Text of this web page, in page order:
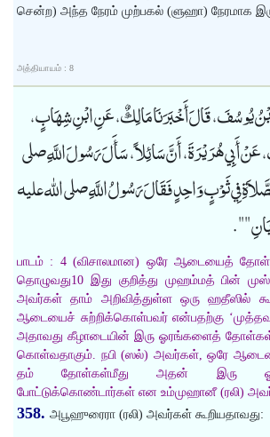
சென்ற) அந்த நேரம் முற்பகல் (ளுஹா) நேரமாக
அத்தியாயம் : 8
بْنُ يُوسُفَ، قَالَ أَخْبَرَنَا مَالِكٌ، عَنِ ابْنِ شِهَابٍ،
أَبِي هُرَيْرَةَ، أَنَّ سَائِلاً، سَأَلَ رَسُولَ اللَّهِ صلى
فِي ثَوْبٍ وَاحِدٍ فَقَالَ رَسُولُ اللَّهِ صلى الله عليه
"".
பாடம் : 4 (விசாலமான) ஒரே ஆடையைத்
தொழுவது10 இது குறித்து முஹம்மத் பின்
அவர்கள் தாம் அறிவித்துள்ள ஒரு ஹதீஸில்
ஆடையைச் சுற்றிக்கொள்பவர் என்பதற்கு
அதாவது கீழாடையின் இரு ஓரங்களைத்
கொள்வதாகும். நபி (ஸல்) அவர்கள், ஒரே
தம் தோள்கள்மீது அதன் இரு
போட்டுக்கொண்டார்கள் என உம்முஹானீ (ரலி)
358. அபூஹுரைரா (ரலி) அவர்கள் கூறியதாவது: